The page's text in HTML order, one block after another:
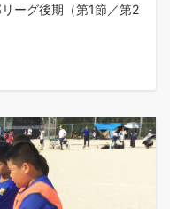
ーグ後期（第1節／第2